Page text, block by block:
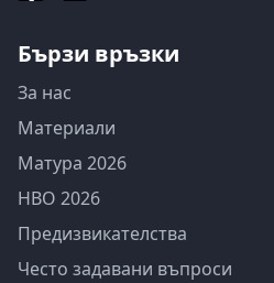
Бързи връзки
За нас
Материали
Матура 2026
НВО 2026
Предизвикателства
Често задавани въпроси